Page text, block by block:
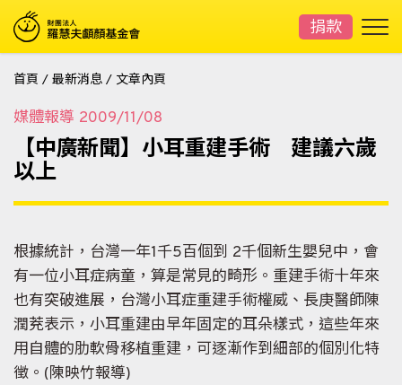
捐款
首頁 / 最新消息 / 文章內頁
媒體報導 2009/11/08
【中廣新聞】小耳重建手術 建議六歲
以上
根據統計，台灣一年1千5百個到 2千個新生嬰兒中，會
有一位小耳症病童，算是常見的畸形。重建手術十年來
也有突破進展，台灣小耳症重建手術權威、長庚醫師陳
潤茺表示，小耳重建由早年固定的耳朵樣式，這些年來
用自體的肋軟骨移植重建，可逐漸作到細部的個別化特
徵。(陳映竹報導)